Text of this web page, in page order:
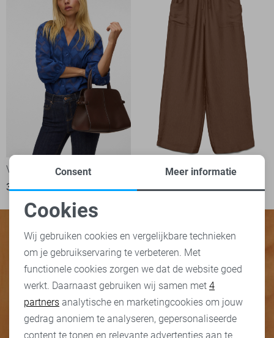
Vero Moda Blouse
36,99
Vero Moda Broek
44,99
Noodzakelijke cookies
Personalisatie cookies
Analytische cookies
Marketing cookies
Consent Meer informatie
Cookies
Wij gebruiken cookies en vergelijkbare technieken
om je gebruikservaring te verbeteren. Met
functionele cookies zorgen we dat de website goed
werkt. Daarnaast gebruiken wij samen met 4
partners analytische en marketingcookies om jouw
gedrag anoniem te analyseren, gepersonaliseerde
content te tonen en relevante advertenties aan te